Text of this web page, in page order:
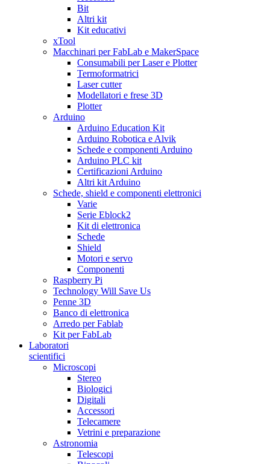
Bit
Altri kit
Kit educativi
xTool
Macchinari per FabLab e MakerSpace
Consumabili per Laser e Plotter
Termoformatrici
Laser cutter
Modellatori e frese 3D
Plotter
Arduino
Arduino Education Kit
Arduino Robotica e Alvik
Schede e componenti Arduino
Arduino PLC kit
Certificazioni Arduino
Altri kit Arduino
Schede, shield e componenti elettronici
Varie
Serie Eblock2
Kit di elettronica
Schede
Shield
Motori e servo
Componenti
Raspberry Pi
Technology Will Save Us
Penne 3D
Banco di elettronica
Arredo per Fablab
Kit per FabLab
Laboratori
scientifici
Microscopi
Stereo
Biologici
Digitali
Accessori
Telecamere
Vetrini e preparazione
Astronomia
Telescopi